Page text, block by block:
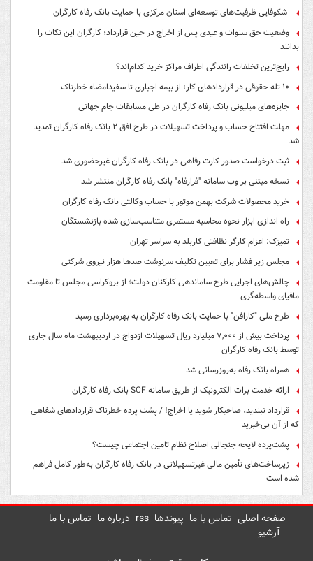
شکوفایی ظرفیت‌های توسعه‌ای استان مرکزی با حمایت بانک رفاه کارگران
وضعیت حق سنوات و عیدی پس از اخراج در حین قرارداد؛ کارگران این نکات را
بدانند
رایج‌ترین تخلفات رانندگی اطراف مراکز خرید کدام‌اند؟
۱۰ تله حقوقی در قراردادهای کار؛ از بیمه اجباری تا سفیدامضاء خطرناک
جایزه‌های میلیونی بانک رفاه کارگران در طی مسابقات جام جهانی
مهلت افتتاح حساب و پرداخت تسهیلات در طرح افق ۲ بانک رفاه کارگران تمدید
شد
ثبت درخواست صدور کارت رفاهی در بانک رفاه کارگران غیرحضوری شد
نسخه مبتنی بر وب سامانه "فرارفاه" بانک رفاه کارگران منتشر شد
خرید محصولات شرکت بهمن موتور با حساب وکالتی بانک رفاه کارگران
راه اندازی ابزار نحوه محاسبه مستمری متناسب‌سازی شده بازنشستگان
تمیزک: اعزام کارگر نظافتی کاربلد به سراسر تهران
مجلس زیر فشار برای تعیین تکلیف سرنوشت صدها هزار نیروی شرکتی
چالش‌های اجرایی طرح ساماندهی کارکنان دولت؛ از بروکراسی مجلس تا مقاومت
مافیای واسطه‌گری
طرح ملی "کارافن" با حمایت بانک رفاه کارگران به بهره‌برداری رسید
پرداخت بیش از ۷,۰۰۰ میلیارد ریال تسهیلات ازدواج در اردیبهشت ماه سال جاری
توسط بانک رفاه کارگران
همراه بانک رفاه به‌روزرسانی شد
ارائه خدمت برات الکترونیک از طریق سامانه SCF بانک رفاه کارگران
قرارداد نبندید، صاحبکار شوید یا اخراج! / پشت پرده خطرناک قراردادهای شفاهی
که از آن بی‌خبرید
پشت‌پرده لایحه جنجالی اصلاح نظام تامین اجتماعی چیست؟
زیرساخت‌های تأمین مالی غیرتسهیلاتی در بانک رفاه کارگران به‌طور کامل فراهم
شده است
صفحه اصلی تماس با ما پیوندها rss درباره ما تماس با ما
آرشیو